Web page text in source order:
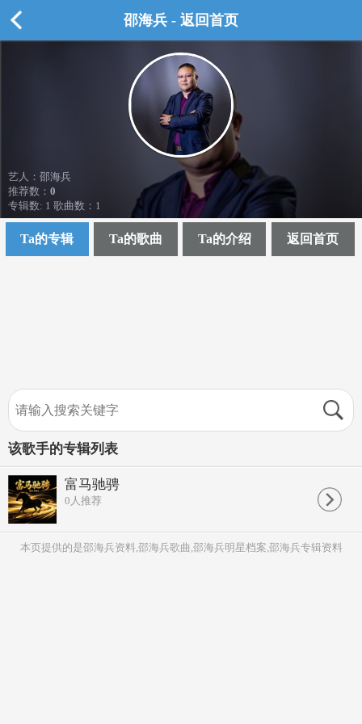
邵海兵 - 返回首页
艺人：邵海兵
推荐数： 0
专辑数: 1 歌曲数：1
Ta的专辑 Ta的歌曲 Ta的介绍 返回首页
该歌手的专辑列表
富马驰骋
0 人推荐
本页提供的是邵海兵资料,邵海兵歌曲,邵海兵明星档案,邵海兵专辑资料